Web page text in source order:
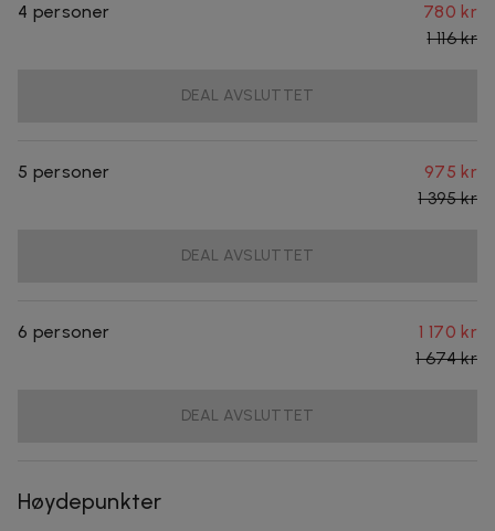
4 personer
780 kr
1 116 kr
DEAL AVSLUTTET
5 personer
975 kr
1 395 kr
DEAL AVSLUTTET
6 personer
1 170 kr
1 674 kr
DEAL AVSLUTTET
Høydepunkter